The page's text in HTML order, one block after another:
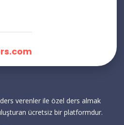
verenler ile özel ders almak
ücretsiz bir platformdur.